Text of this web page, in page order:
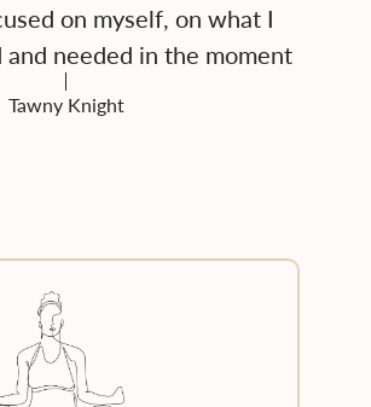
on myself, on what I
needed in the moment...
Tawny Knight